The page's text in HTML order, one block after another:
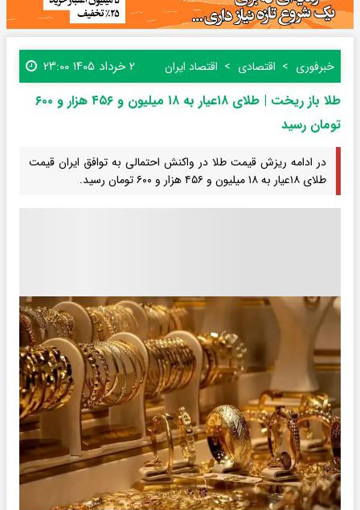
خبرفوری اقتصادی اقتصاد ایران ۲ خرداد ۱۴۰۵ ۲۳:۰۰
طلا باز ریخت | طلای ۱۸‌عیار به ۱۸ میلیون و ۴۵۶ هزار و ۶۰۰
تومان رسید
در ادامه ریزش قیمت طلا در واکنش احتمالی به توافق ایران قیمت
طلای ۱۸‌عیار به ۱۸ میلیون و ۴۵۶ هزار و ۶۰۰ تومان رسید.